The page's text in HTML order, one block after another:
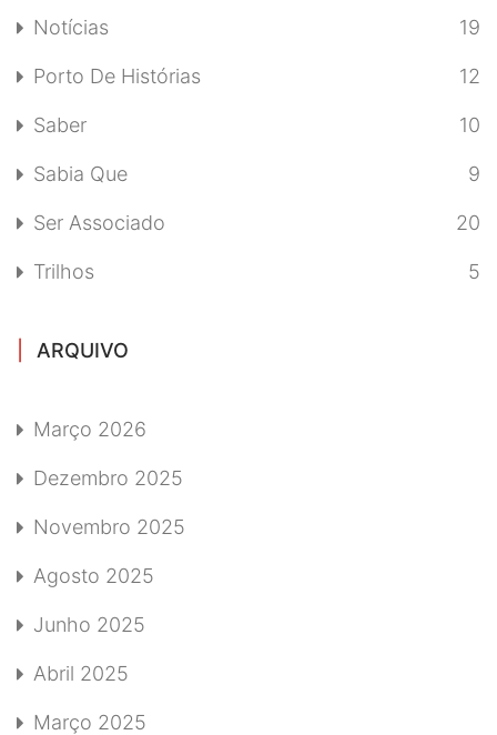
Notícias 19
Porto De Histórias 12
Saber 10
Sabia Que 9
Ser Associado 20
Trilhos 5
ARQUIVO
Março 2026
Dezembro 2025
Novembro 2025
Agosto 2025
Junho 2025
Abril 2025
Março 2025